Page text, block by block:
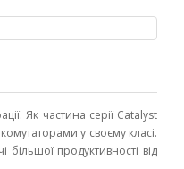
Як частина серії Catalyst
у своєму класі.
більшої продуктивності від